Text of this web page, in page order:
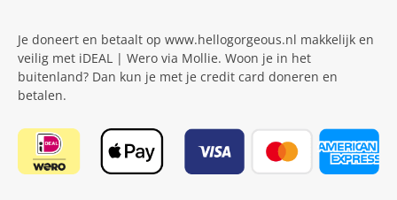
Je doneert en betaalt op www.hellogorgeous.nl makkelijk en
veilig met iDEAL | Wero via Mollie. Woon je in het
buitenland? Dan kun je met je credit card doneren en
betalen.